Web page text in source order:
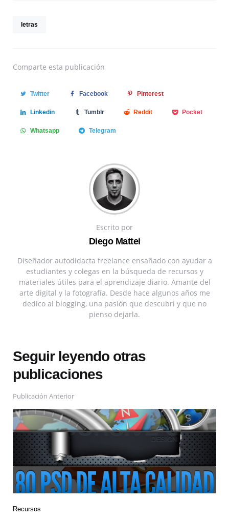
letras
Comparte esta publicación
Twitter Facebook Pinterest
Linkedin Tumblr Reddit Pocket
Whatsapp Telegram
Escrito por
Diego Mattei
Diseñador autodidacta freelance ensañado con ayudar a
estudiantes y colegas en la búsqueda de recursos y
materiales útiles para el aprendizaje diario. Amante del
arte digital y la fotografía. Desde hace algunos años me
dedico al blogging, una pasión que descubrí y que no
pienso dejarla.
Seguir leyendo otras
publicaciones
Publicación Anterior
Recursos